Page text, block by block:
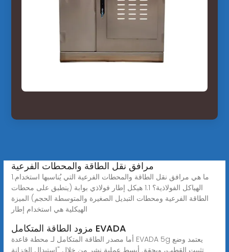
مرافق نقل الطاقة والمحطات الفرعية
1.ما هي مرافق نقل الطاقة والمحطات الفرعية التي يُناسبها استخدام
الهياكل الفولاذية؟ 1.1 هيكل إطار فولاذي بوابة (ينطبق على محطات
الطاقة الفرعية ومحطات التبديل الصغيرة والمتوسطة الحجم) الميزة
الهيكلية هي استخدام إطار
مزود الطاقة المتكامل EVADA
أما مصدر الطاقة المتكامل لـ محطة قاعدة EVADA 5g يعتمد وضع
تثبيت القطب، ويحقق أبسط عملية نشر من خلال "استبدال الخزانة